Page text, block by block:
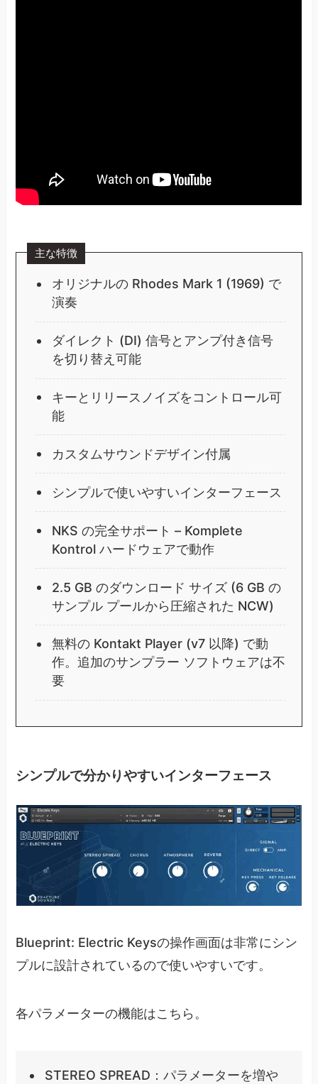
主な特徴
オリジナルの Rhodes Mark 1 (1969) で
演奏
ダイレクト (DI) 信号とアンプ付き信号
を切り替え可能
キーとリリースノイズをコントロール可
能
カスタムサウンドデザイン付属
シンプルで使いやすいインターフェース
NKS の完全サポート – Komplete
Kontrol ハードウェアで動作
2.5 GB のダウンロード サイズ (6 GB の
サンプル プールから圧縮された NCW)
無料の Kontakt Player (v7 以降) で動
作。追加のサンプラー ソフトウェアは不
要
シンプルで分かりやすいインターフェース
Blueprint: Electric Keysの操作画面は非常にシン
プルに設計されているので使いやすいです。
各パラメーターの機能はこちら。
STEREO SPREAD：パラメーターを増や